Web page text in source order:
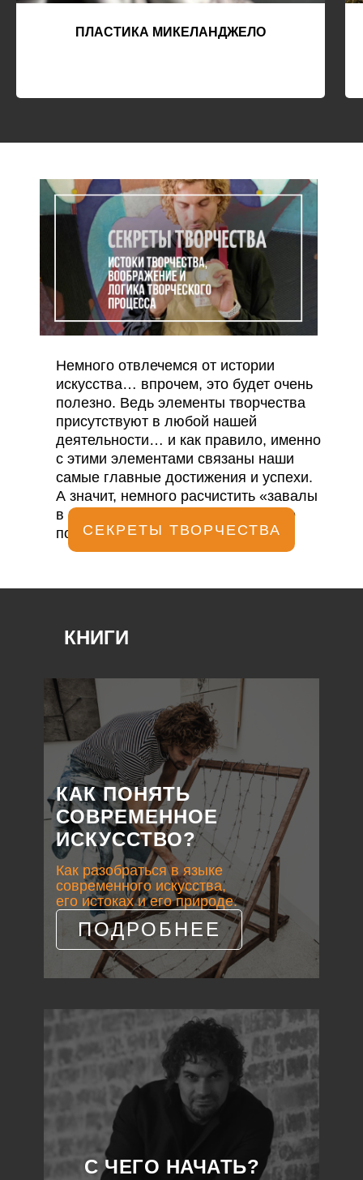
ПЛАСТИКА МИКЕЛАНДЖЕЛО
Немного отвлечемся от истории
искусства… впрочем, это будет очень
полезно. Ведь элементы творчества
присутствуют в любой нашей
деятельности… и как правило, именно
с этими элементами связаны наши
самые главные достижения и успехи.
А значит, немного расчистить «завалы
в голове» по этому поводу явно не
помешает.
СЕКРЕТЫ ТВОРЧЕСТВА
КНИГИ
С ЧЕГО НАЧАТЬ?
КАК ПОНЯТЬ
СОВРЕМЕННОЕ
ИСКУССТВО?
Как разобраться в языке
современного искусства,
его истоках и его природе.
ПОДРОБНЕЕ